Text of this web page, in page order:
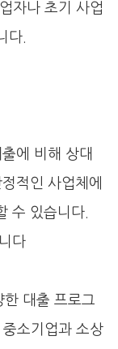
자나 초기 사업
다.
에 비해 상대
적인 사업체에
수 있습니다.
다
한 대출 프로그
소기업과 소상